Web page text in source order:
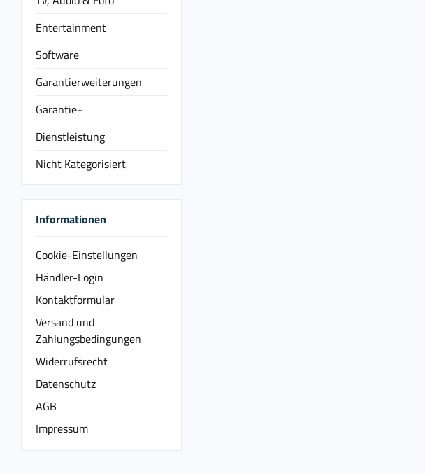
Entertainment
Software
Garantierweiterungen
Garantie+
Dienstleistung
Nicht Kategorisiert
Informationen
Cookie-Einstellungen
Händler-Login
Kontaktformular
Versand und
Zahlungsbedingungen
Widerrufsrecht
Datenschutz
AGB
Impressum